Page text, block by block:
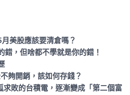
美股應該要清倉嗎？
錯，但啥都不學就是你的錯！
夠開銷，該如何存錢？
敗的台積電，逐漸變成「第二個富